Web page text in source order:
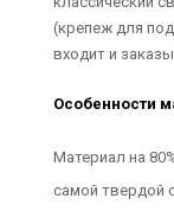
(крепеж для
входит и
Особенности
Материал на
самой твердой